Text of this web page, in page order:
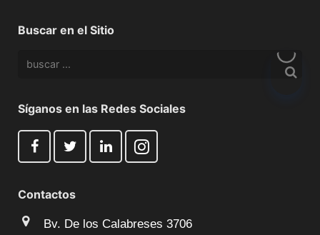
Buscar en el Sitio
Síganos en las Redes Sociales
Contactos
Bv. De los Calabreses 3706